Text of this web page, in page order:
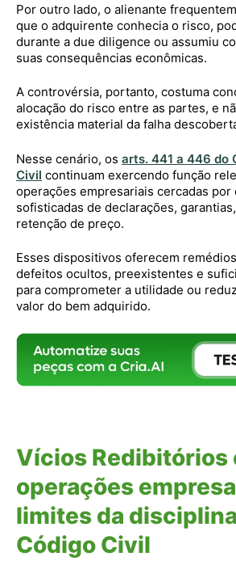
Por outro lado, o alienante
que o adquirente conhecia o risco,
durante a due diligence ou assumiu
suas consequências econômicas.
A controvérsia, portanto, costuma
alocação do risco entre as partes, e
existência material da falha
Nesse cenário, os arts. 441 a 446 do
Civil continuam exercendo função
operações empresariais cercadas por
sofisticadas de declarações,
retenção de preço.
Esses dispositivos oferecem
defeitos ocultos, preexistentes e
para comprometer a utilidade ou
valor do bem adquirido.
Vícios Redibitórios
operações
limites da
Código Civil